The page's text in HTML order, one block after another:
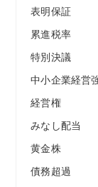
表明保証
累進税率
特別決議
中小企業経営
経営権
みなし配当
黄金株
債務超過